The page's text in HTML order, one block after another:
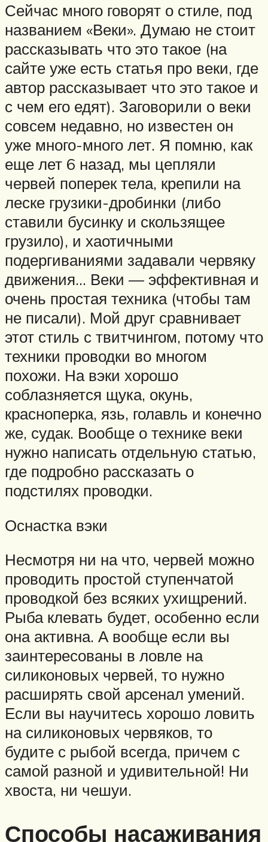
Сейчас много говорят о стиле, под
названием «Веки». Думаю не стоит
рассказывать что это такое (на
сайте уже есть статья про веки, где
автор рассказывает что это такое и
с чем его едят). Заговорили о веки
совсем недавно, но известен он
уже много-много лет. Я помню, как
еще лет 6 назад, мы цепляли
червей поперек тела, крепили на
леске грузики-дробинки (либо
ставили бусинку и скользящее
грузило), и хаотичными
подергиваниями задавали червяку
движения… Веки — эффективная и
очень простая техника (чтобы там
не писали). Мой друг сравнивает
этот стиль с твитчингом, потому что
техники проводки во многом
похожи. На вэки хорошо
соблазняется щука, окунь,
красноперка, язь, голавль и конечно
же, судак. Вообще о технике веки
нужно написать отдельную статью,
где подробно рассказать о
подстилях проводки.
Оснастка вэки
Несмотря ни на что, червей можно
проводить простой ступенчатой
проводкой без всяких ухищрений.
Рыба клевать будет, особенно если
она активна. А вообще если вы
заинтересованы в ловле на
силиконовых червей, то нужно
расширять свой арсенал умений.
Если вы научитесь хорошо ловить
на силиконовых червяков, то
будите с рыбой всегда, причем с
самой разной и удивительной! Ни
хвоста, ни чешуи.
Способы насаживания